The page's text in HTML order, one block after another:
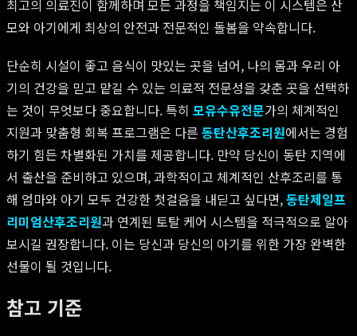
최고의 의료진이 함께하며 모든 과정을 책임지는 이 시스템은 산
모와 아기에게 최상의 안전과 전문적인 돌봄을 약속합니다.
단순히 시설이 좋고 음식이 맛있는 곳을 넘어, 나의 몸과 우리 아
기의 건강을 믿고 맡길 수 있는 의료적 전문성을 갖춘 곳을 선택하
는 것이 무엇보다 중요합니다. 특히 모유수유전문가의 체계적인
지원과 맞춤형 회복 프로그램은 다른 동탄산후조리원에서는 경험
하기 힘든 차별화된 가치를 제공합니다. 만약 당신이 동탄 지역에
서 출산을 준비하고 있으며, 과학적이고 체계적인 산후조리를 통
해 엄마와 아기 모두 건강한 첫걸음을 내딛고 싶다면,동탄제일프
리미엄산후조리원과 연계된 토탈 케어 시스템을 적극적으로 알아
보시길 권장합니다. 이는 당신과 당신의 아기를 위한 가장 완벽한
선물이 될 것입니다.
참고 기준